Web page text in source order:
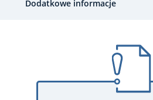
Dodatkowe informacje